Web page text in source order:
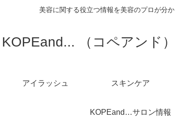
美容に関する役立つ情報を美容のプロが分
KOPEand... （コペアンド
アイラッシュ スキンケア
KOPEand…サロン情報